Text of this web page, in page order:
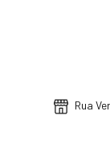
Rua